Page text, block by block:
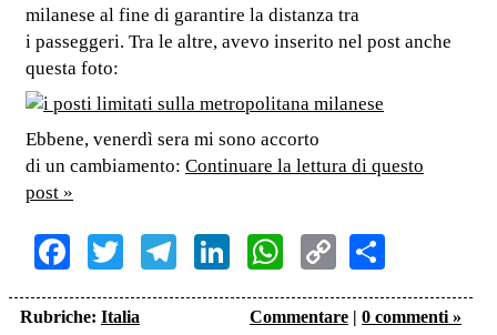
milanese al fine di garantire la distanza tra
i passeggeri. Tra le altre, avevo inserito nel post anche
questa foto:
Ebbene, venerdì sera mi sono accorto
di un cambiamento: Continuare la lettura di questo
post »
Facebook
TwitterTelegram
LinkedInWhatsApp
Copy
Link
Rubriche: Italia
Commentare | 0 commenti »